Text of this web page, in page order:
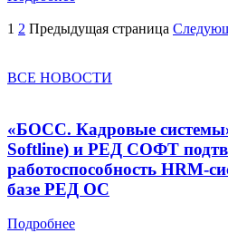
1 2 Предыдущая страница
ВСЕ НОВОСТИ
«БОСС. Кадровые
Softline) и РЕД СОФТ
работоспособность HRM-
базе РЕД ОС
Подробнее